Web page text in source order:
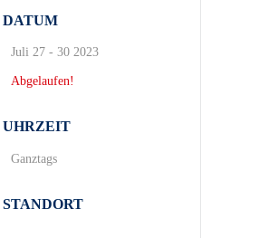
DATUM
Juli 27 - 30 2023
Abgelaufen!
UHRZEIT
Ganztags
STANDORT